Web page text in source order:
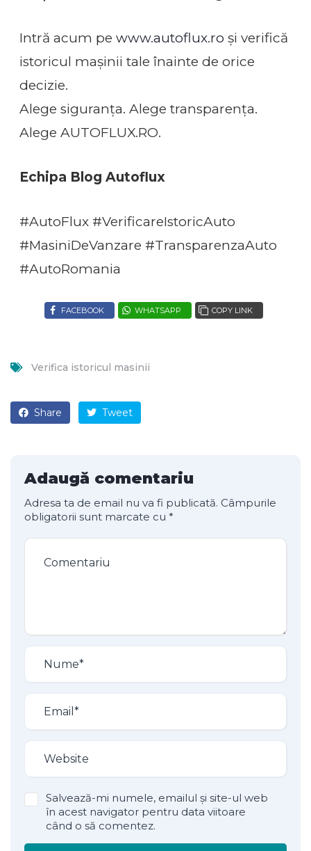
Intră acum pe www.autoflux.ro și verifică
istoricul mașinii tale înainte de orice
decizie.
Alege siguranța. Alege transparența.
Alege AUTOFLUX.RO.
Echipa Blog Autoflux
#AutoFlux #VerificareIstoricAuto
#MasiniDeVanzare #TransparenzaAuto
#AutoRomania
FACEBOOK WHATSAPP COPY LINK
Verifica istoricul masinii
Share Tweet
Adaugă comentariu
Adresa ta de email nu va fi publicată. Câmpurile
obligatorii sunt marcate cu *
Salvează-mi numele, emailul și site-ul web
în acest navigator pentru data viitoare
când o să comentez.